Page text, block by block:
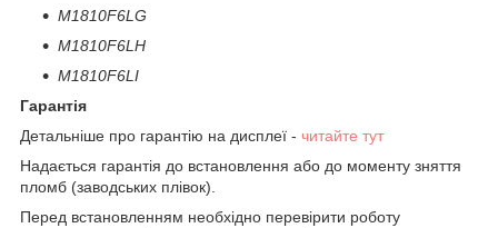
M1810F6LG
M1810F6LH
M1810F6LI
Гарантія
Детальніше про гарантію на дисплеї - читайте тут
Надається гарантія до встановлення або до моменту зняття
пломб (заводських плівок).
Перед встановленням необхідно перевірити роботу